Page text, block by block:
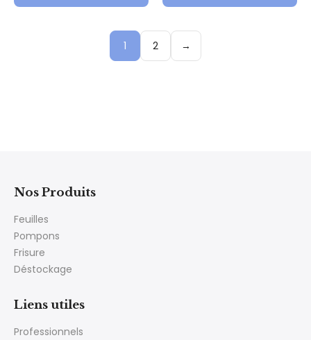
1 2 →
Nos Produits
Feuilles
Pompons
Frisure
Déstockage
Liens utiles
Professionnels